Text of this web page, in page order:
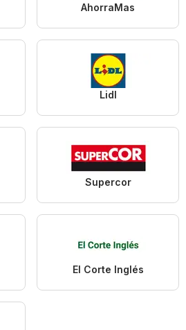
AhorraMas
Lidl
Supercor
El Corte Inglés